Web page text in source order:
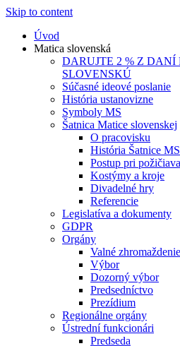
Skip to content
Úvod
Matica slovenská
DARUJTE 2 % Z DANÍ
SLOVENSKÚ
Súčasné ideové poslanie
História ustanovizne
Symboly MS
Šatnica Matice slovenskej
O pracovisku
História Šatnice MS
Postup pri
Kostýmy a kroje
Divadelné hry
Referencie
Legislatíva a dokumenty
GDPR
Orgány
Valné zhromaždenie
Výbor
Dozorný výbor
Predsedníctvo
Prezídium
Regionálne orgány
Ústrední funkcionári
Predseda